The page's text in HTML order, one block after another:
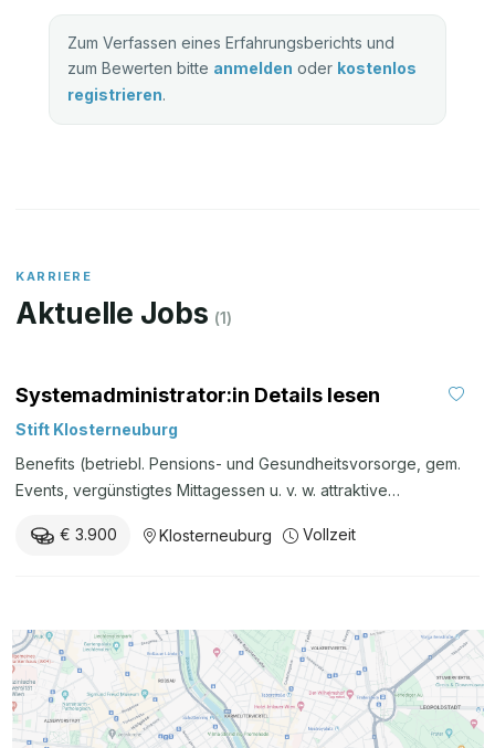
Zum Verfassen eines Erfahrungsberichts und
zum Bewerten bitte anmelden oder kostenlos
registrieren.
KARRIERE
Aktuelle Jobs (1)
Systemadministrator:in Details lesen
Stift Klosterneuburg
Benefits (betriebl. Pensions- und Gesundheitsvorsorge, gem.
Events, vergünstigtes Mittagessen u. v. w. attraktive
(All-In) mit der Bereitschaft zur Überzahlung bei
pdf herunterladen Jetzt bewerben Nina Fölhs-Königslehner
Leitung Personalwesen Telefon+43 2243 411-385 Zur
Hauptnavigation
€ 3.900 Klosterneuburg Vollzeit